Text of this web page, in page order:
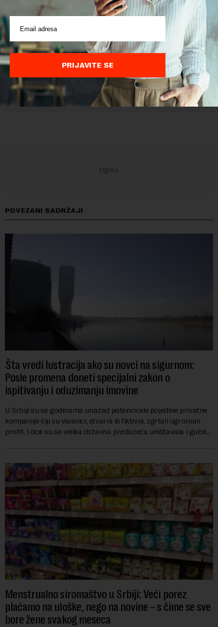
pravilima komentarisanja i pravilima korišćenja sajta.
Google Politika
PrivatnostiiGoogle Uslovi Korišćenja su primenjeni.
POVEZANI SADRŽAJI
Šta vredi lustracija ako su novci na sigurnom:
Posle promena doneti specijalni zakon o
ispitivanju i oduzimanju imovine
U Srbiji su se godinama unazad potencirale pojedine privatne
kompanije čiji su vlasnici, stvarni ili fiktivni, zgrtali ogroman
profit. I dok su se velika državna preduzeća uništavala i gubila
Menstrualno siromaštvo u Srbiji: Veći porez
plaćamo na uloške, nego na novine – s čime se sve
bore žene svakog meseca
PRIJAVITE SE